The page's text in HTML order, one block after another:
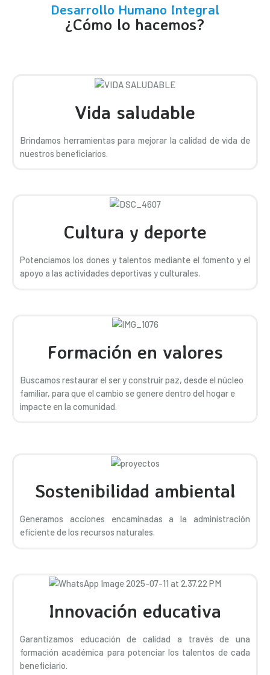
Desarrollo Humano Integral
¿Cómo lo hacemos?
Vida saludable
Brindamos herramientas para mejorar la calidad de vida de
nuestros beneficiarios.
Cultura y deporte
Potenciamos los dones y talentos mediante el fomento y el
apoyo a las actividades deportivas y culturales.
Formación en valores
Buscamos restaurar el ser y construir paz, desde el núcleo
familiar, para que el cambio se genere dentro del hogar e
impacte en la comunidad.
Sostenibilidad ambiental
Generamos acciones encaminadas a la administración
eficiente de los recursos naturales.
Innovación educativa
Garantizamos educación de calidad a través de una
formación académica para potenciar los talentos de cada
beneficiario.